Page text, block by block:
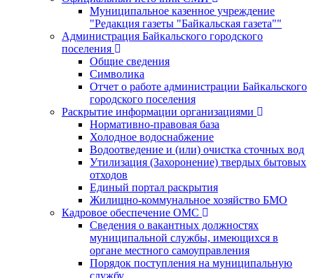
Муниципальное казенное учреждение
"Редакция газеты "Байкальская газета""
Администрация Байкальского городского
поселения
Общие сведения
Символика
Отчет о работе администрации Байкальского
городского поселения
Раскрытие информации организациями
Нормативно-правовая база
Холодное водоснабжение
Водоотведение и (или) очистка сточных вод
Утилизация (Захоронение) твердых бытовых
отходов
Единый портал раскрытия
Жилищно-коммунальное хозяйство БМО
Кадровое обеспечение ОМС
Сведения о вакантных должностях
муниципальной службы, имеющихся в
органе местного самоуправления
Порядок поступления на муниципальную
службу